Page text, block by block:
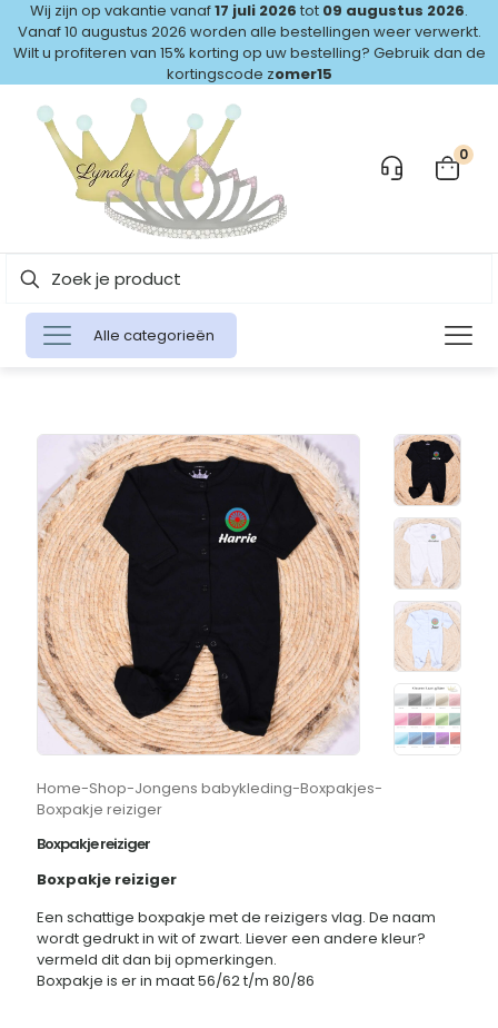
Wij zijn op vakantie vanaf17 juli 2026 tot 09 augustus 2026.
Vanaf 10 augustus 2026 worden alle bestellingen weer verwerkt.
Wilt u profiteren van 15% korting op uw bestelling? Gebruik dan de
kortingscode zomer15
0
Alle categorieën
Home-Shop-Jongens babykleding-Boxpakjes-
Boxpakje reiziger
Boxpakje reiziger
Boxpakje reiziger
Een schattige boxpakje met de reizigers vlag. De naam
wordt gedrukt in wit of zwart. Liever een andere kleur?
vermeld dit dan bij opmerkingen.
Boxpakje is er in maat 56/62 t/m 80/86